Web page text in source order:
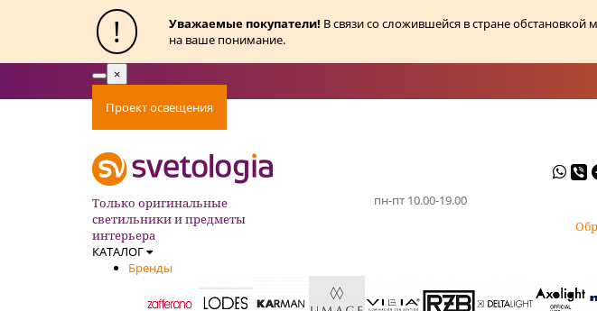
! Уважаемые покупатели! В связи со сложившейся в стране
на ваше понимание.
Toggle
×
Проект освещения
Только оригинальные
светильники и предметы
интерьера
пн-пт 10.00-19.00
КАТАЛОГ
Бренды